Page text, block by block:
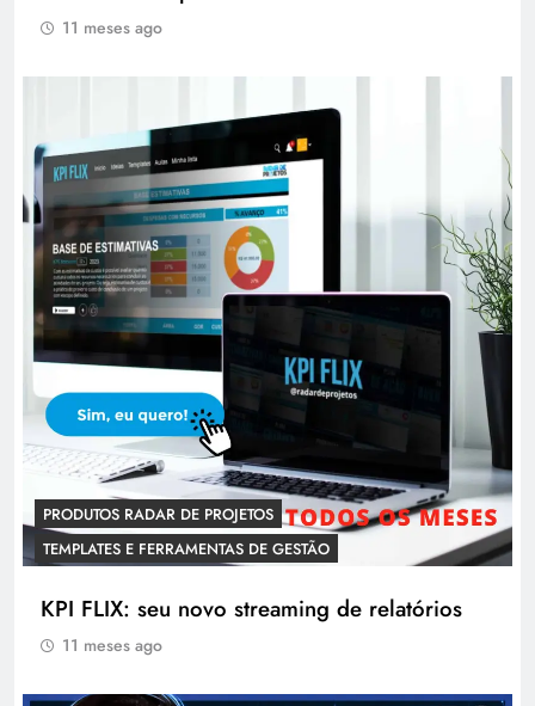
11 meses ago
PRODUTOS RADAR DE PROJETOS
TEMPLATES E FERRAMENTAS DE GESTÃO
KPI FLIX: seu novo streaming de relatórios
11 meses ago